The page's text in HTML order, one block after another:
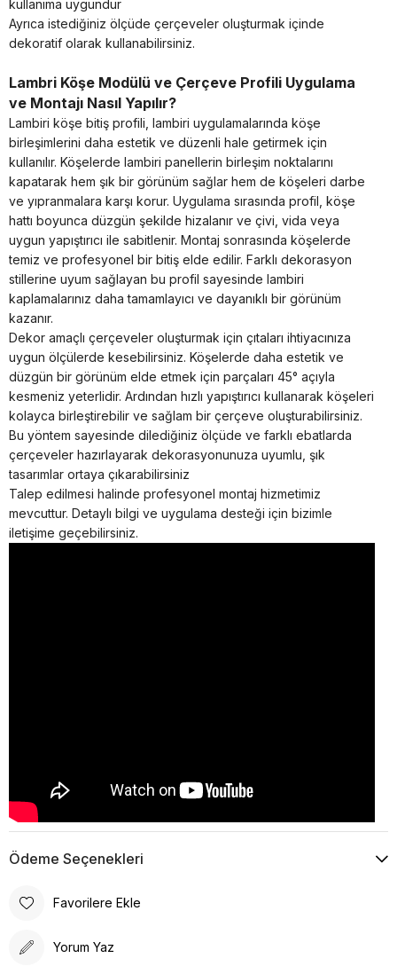
kullanıma uygundur
Ayrıca istediğiniz ölçüde çerçeveler oluşturmak içinde
dekoratif olarak kullanabilirsiniz.
Lambri Köşe Modülü ve Çerçeve Profili Uygulama
ve Montajı Nasıl Yapılır?
Lambiri köşe bitiş profili, lambiri uygulamalarında köşe
birleşimlerini daha estetik ve düzenli hale getirmek için
kullanılır. Köşelerde lambiri panellerin birleşim noktalarını
kapatarak hem şık bir görünüm sağlar hem de köşeleri darbe
ve yıpranmalara karşı korur. Uygulama sırasında profil, köşe
hattı boyunca düzgün şekilde hizalanır ve çivi, vida veya
uygun yapıştırıcı ile sabitlenir. Montaj sonrasında köşelerde
temiz ve profesyonel bir bitiş elde edilir. Farklı dekorasyon
stillerine uyum sağlayan bu profil sayesinde lambiri
kaplamalarınız daha tamamlayıcı ve dayanıklı bir görünüm
kazanır.
Dekor amaçlı çerçeveler oluşturmak için çıtaları ihtiyacınıza
uygun ölçülerde kesebilirsiniz. Köşelerde daha estetik ve
düzgün bir görünüm elde etmek için parçaları 45° açıyla
kesmeniz yeterlidir. Ardından hızlı yapıştırıcı kullanarak köşeleri
kolayca birleştirebilir ve sağlam bir çerçeve oluşturabilirsiniz.
Bu yöntem sayesinde dilediğiniz ölçüde ve farklı ebatlarda
çerçeveler hazırlayarak dekorasyonunuza uyumlu, şık
tasarımlar ortaya çıkarabilirsiniz
Talep edilmesi halinde profesyonel montaj hizmetimiz
mevcuttur. Detaylı bilgi ve uygulama desteği için bizimle
iletişime geçebilirsiniz.
Ödeme Seçenekleri
Favorilere Ekle
Yorum Yaz